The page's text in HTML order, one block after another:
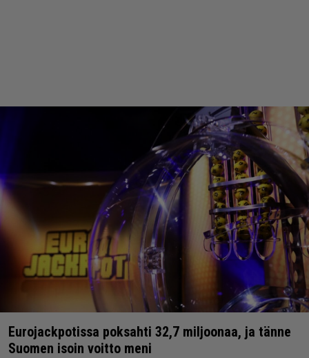
Eurojackpotissa poksahti 32,7 miljoonaa, ja tänne
Suomen isoin voitto meni